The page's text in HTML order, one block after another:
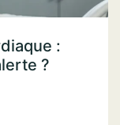
:
?